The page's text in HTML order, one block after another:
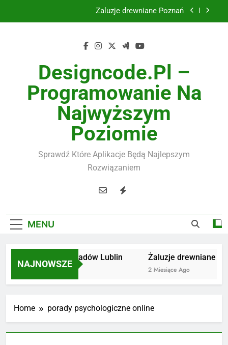
Instalacje elektryczne Gdańsk
Wysokiej jakości spławik elektryczny
Utylizacja odpadów Lublin
Żaluzje drewniane Poznań
Instalacje elektryczne Gdańsk
Wysokiej jakości spławik elektryczny
Designcode.pl –
Programowanie Na
Najwyższym
Poziomie
Sprawdź Które Aplikacje Będą Najlepszym
Rozwiązaniem
MENU
NAJNOWSZE
Utylizacja odpadów Lublin
2 Miesiące Ago
Żaluzje drewniane
2 Miesiące Ago
Home porady psychologiczne online